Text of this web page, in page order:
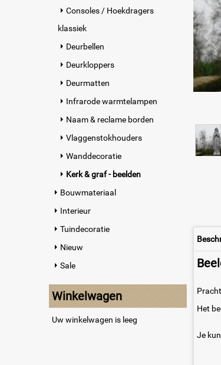
Consoles / Hoekdragers
klassiek
Deurbellen
Deurkloppers
Deurmatten
Infrarode warmtelampen
Naam & reclame borden
Vlaggenstokhouders
Wanddecoratie
Kerk & graf - beelden
Bouwmateriaal
Interieur
Tuindecoratie
Nieuw
Sale
Winkelwagen
Uw winkelwagen is leeg
Het
Je